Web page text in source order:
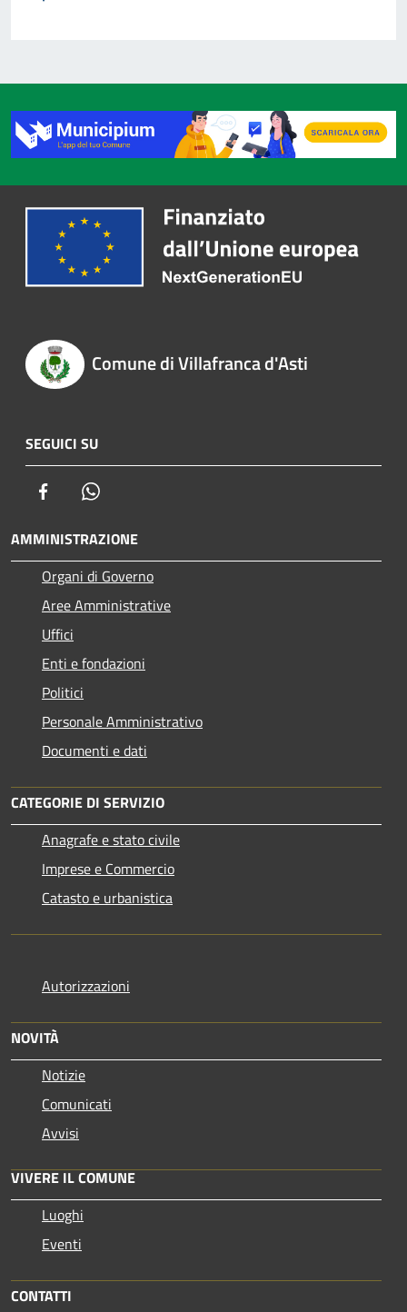
Comune di Villafranca d'Asti
SEGUICI SU
Facebook
AMMINISTRAZIONE
Organi di Governo
Aree Amministrative
Uffici
Enti e fondazioni
Politici
Personale Amministrativo
Documenti e dati
CATEGORIE DI SERVIZIO
Anagrafe e stato civile
Imprese e Commercio
Catasto e urbanistica
Autorizzazioni
NOVITÀ
Notizie
Comunicati
Avvisi
VIVERE IL COMUNE
Luoghi
Eventi
CONTATTI